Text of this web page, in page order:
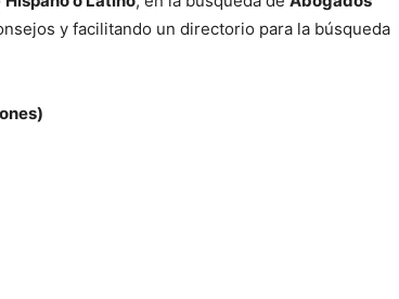
y facilitando un directorio para la búsqueda